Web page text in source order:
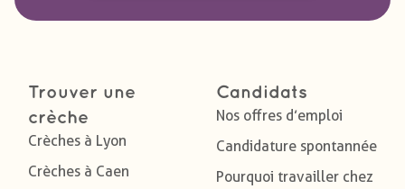
Trouver une
crèche
Crèches à Lyon
Crèches à Caen
Candidats
Nos offres d’emploi
Candidature spontannée
Pourquoi travailler chez